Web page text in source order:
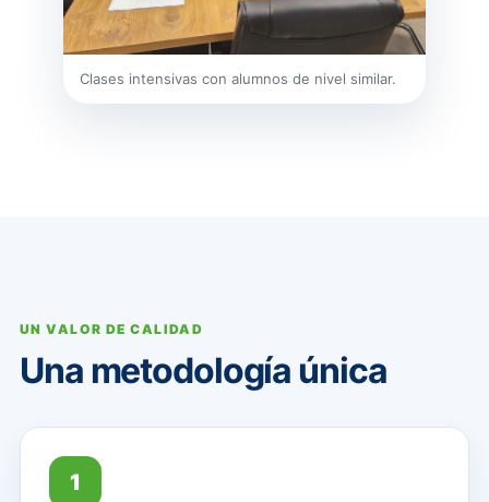
Clases intensivas con alumnos de nivel similar.
UN VALOR DE CALIDAD
Una metodología única
1